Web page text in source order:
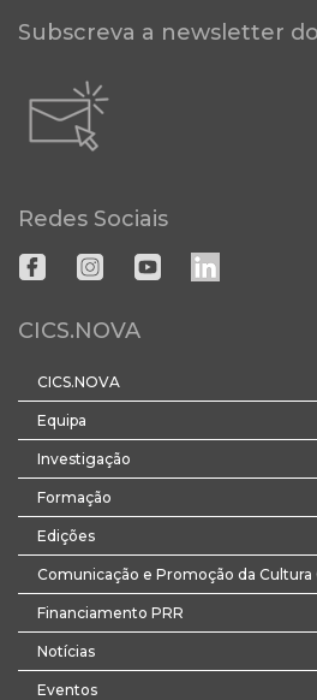
Subscreva a newsletter do
Redes Sociais
CICS.NOVA
CICS.NOVA
Equipa
Investigação
Formação
Edições
Comunicação e Promoção da Cultura
Financiamento PRR
Notícias
Eventos